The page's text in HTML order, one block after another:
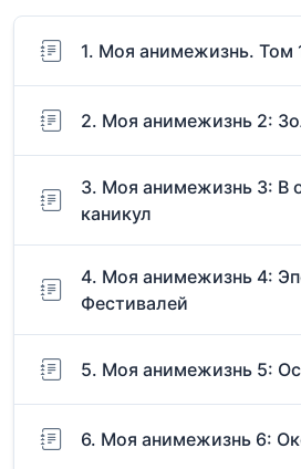
1. Моя анимежизнь. Том
2. Моя анимежизнь 2:
3. Моя анимежизнь 3: В
каникул
4. Моя анимежизнь 4:
Фестивалей
5. Моя анимежизнь 5:
6. Моя анимежизнь 6: